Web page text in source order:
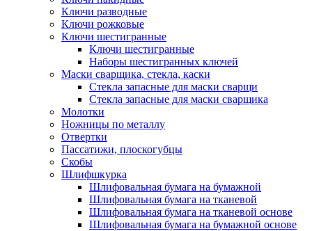
Ключи разводные
Ключи рожковые
Ключи шестигранные
Ключи шестигранные
Наборы шестигранных ключей
Маски сварщика, стекла, каски
Стекла запасные для маски сварщи
Стекла запасные для маски сварщика
Молотки
Ножницы по металлу
Отвертки
Пассатижи, плоскогубцы
Скобы
Шлифшкурка
Шлифовальная бумага на бумажной
Шлифовальная бумага на тканевой
Шлифовальная бумага на тканевой основе
Шлифовальная бумага на бумажной основе